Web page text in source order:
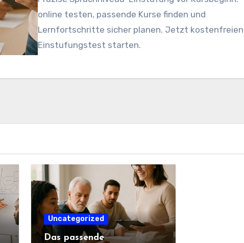
online testen, passende Kurse finden und
Lernfortschritte sicher planen. Jetzt kostenfreien
Einstufungstest starten.
Uncategorized
Das passende